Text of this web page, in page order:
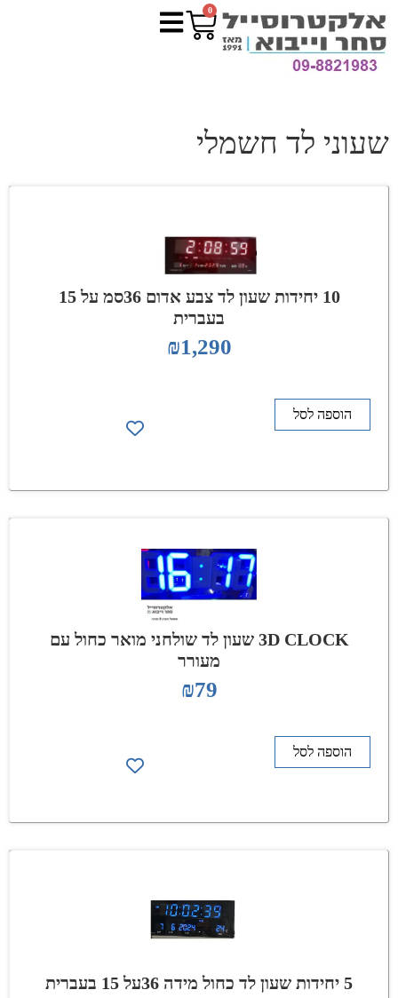
0
שעוני לד חשמלי
10 יחידות שעון לד צבע אדום 36סמ על 15
בעברית
₪1,290
הוספה לסל
3D CLOCK שעון לד שולחני מואר כחול עם
מעורר
₪79
הוספה לסל
5 יחידות שעון לד כחול מידה 36על 15 בעברית